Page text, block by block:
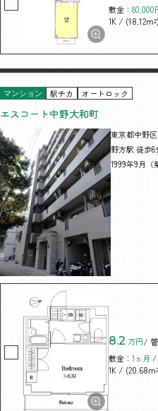
敷金：80,000
1K / (18.12m²)
マンション 駅チカ オートロック
エスコート中野大和町
東京都中野
野方駅 徒歩8
1999年9月（
8.2 万円/
敷金：1ヵ月 /
1K /